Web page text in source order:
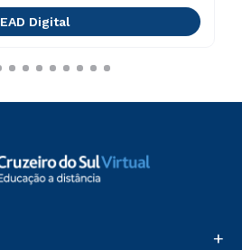
EAD Digital
+